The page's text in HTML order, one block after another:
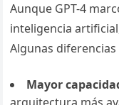
Aunque GPT-4
inteligencia
Algunas
Mayor